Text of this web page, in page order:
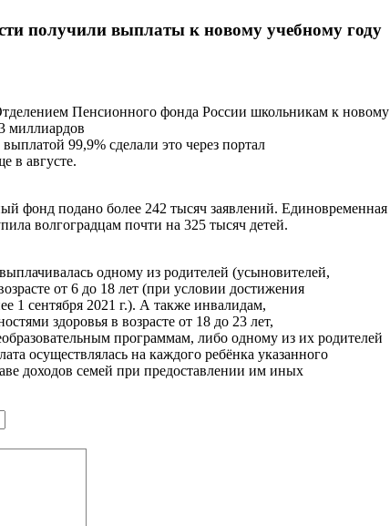
получили выплаты к новому учебному году
Пенсионного фонда России школьникам к новому
миллиардов
99,9% сделали это через портал
в августе.
фонд подано более 242 тысяч заявлений. Единовременная
волгоградцам почти на 325 тысяч детей.
одному из родителей (усыновителей,
от 6 до 18 лет (при условии достижения
1 сентября 2021 г.). А также инвалидам,
здоровья в возрасте от 18 до 23 лет,
программам, либо одному из их родителей
осуществлялась на каждого ребёнка указанного
доходов семей при предоставлении им иных